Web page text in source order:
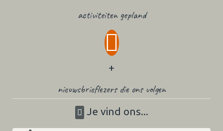
activiteiten gepland
+
nieuwsbrieflezers die ons volgen
Je vind ons...